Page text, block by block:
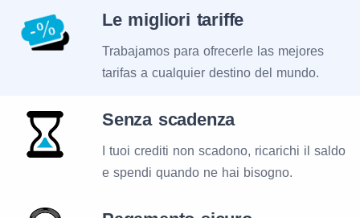
Le migliori tariffe
Trabajamos para ofrecerle las mejores
tarifas a cualquier destino del mundo.
Senza scadenza
I tuoi crediti non scadono, ricarichi il saldo
e spendi quando ne hai bisogno.